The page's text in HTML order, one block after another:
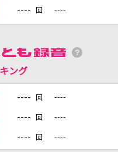
DAMの新曲・ランキングなど
DAMに会員登録・ログインして
カラオケをもっと楽しもう！
---- 回 ----
ング
---- 回 ----
---- 回 ----
---- 回 ----